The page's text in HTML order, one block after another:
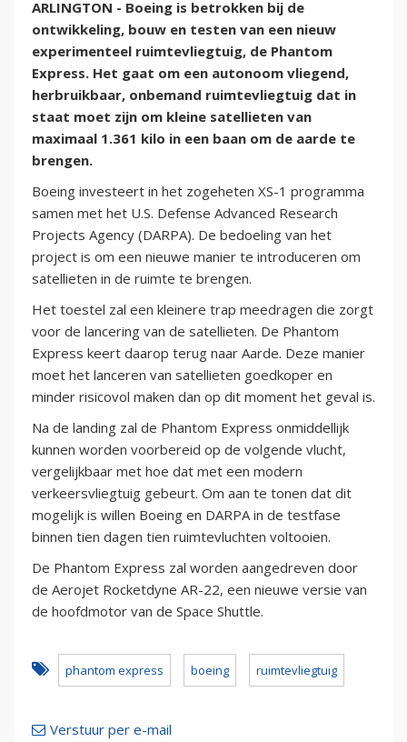
ARLINGTON - Boeing is betrokken bij de
ontwikkeling, bouw en testen van een nieuw
experimenteel ruimtevliegtuig, de Phantom
Express. Het gaat om een autonoom vliegend,
herbruikbaar, onbemand ruimtevliegtuig dat in
staat moet zijn om kleine satellieten van
maximaal 1.361 kilo in een baan om de aarde te
brengen.
Boeing investeert in het zogeheten XS-1 programma
samen met het U.S. Defense Advanced Research
Projects Agency (DARPA). De bedoeling van het
project is om een nieuwe manier te introduceren om
satellieten in de ruimte te brengen.
Het toestel zal een kleinere trap meedragen die zorgt
voor de lancering van de satellieten. De Phantom
Express keert daarop terug naar Aarde. Deze manier
moet het lanceren van satellieten goedkoper en
minder risicovol maken dan op dit moment het geval is.
Na de landing zal de Phantom Express onmiddellijk
kunnen worden voorbereid op de volgende vlucht,
vergelijkbaar met hoe dat met een modern
verkeersvliegtuig gebeurt. Om aan te tonen dat dit
mogelijk is willen Boeing en DARPA in de testfase
binnen tien dagen tien ruimtevluchten voltooien.
De Phantom Express zal worden aangedreven door
de Aerojet Rocketdyne AR-22, een nieuwe versie van
de hoofdmotor van de Space Shuttle.
phantom express boeing ruimtevliegtuig
Verstuur per e-mail